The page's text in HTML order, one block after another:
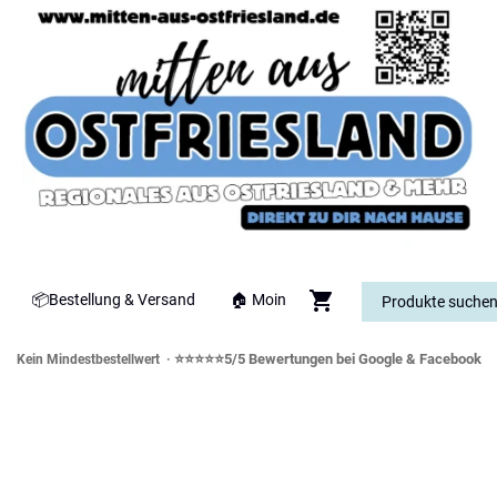
📦Bestellung & Versand 🏠 Moin
Kein Mindestbestellwert · ⭐⭐⭐⭐⭐5/5 Bewertungen bei Google & Facebook